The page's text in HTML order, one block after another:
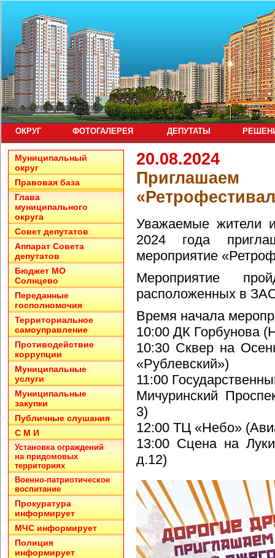
ОКРУГ ФОТОГАЛЕРЕЯ ДЕПУТАТЫ
20.08.2024
Уважаемые жители
2024 года
мероприятие
Мероприятие
расположенных в
Время начала
10:00 ДК Горбунова
10:30 Сквер на
«Рублевский»)
11:00
Мичуринский
3)
12:00 ТЦ «Небо»
13:00 Сцена на
д.12)
Муниципальный
округ
Правовая база
Глава
муниципального
округа
Совет депутатов
Аппарат Совета
депутатов
Бюджет МО
Солнцево
Переданные
госполномочия
Территориальное
самоуправление
Противодействие
коррупции
Муниципальные
услуги
Муниципальные
закупки
Публичные слушания
С М И
Установка ограждений
на придомовых
территориях
Военно-патриотическое
воспитание
Прокуратура
информирует
МЧС информирует
Полиция
информирует